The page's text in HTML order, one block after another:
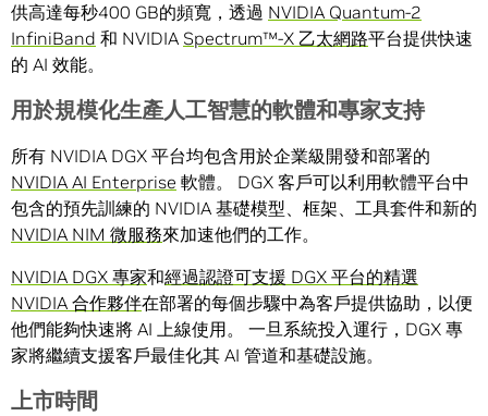
供高達每秒400 GB的頻寬，透過 NVIDIA Quantum-2
InfiniBand 和 NVIDIA Spectrum™-X 乙太網路平台提供快速
的 AI 效能。
用於規模化生產人工智慧的軟體和專家支持
所有 NVIDIA DGX 平台均包含用於企業級開發和部署的
NVIDIA AI Enterprise 軟體。 DGX 客戶可以利用軟體平台中
包含的預先訓練的 NVIDIA 基礎模型、框架、工具套件和新的
NVIDIA NIM 微服務來加速他們的工作。
NVIDIA DGX 專家和經過認證可支援 DGX 平台的精選
NVIDIA 合作夥伴在部署的每個步驟中為客戶提供協助，以便
他們能夠快速將 AI 上線使用。 一旦系統投入運行，DGX 專
家將繼續支援客戶最佳化其 AI 管道和基礎設施。
上市時間